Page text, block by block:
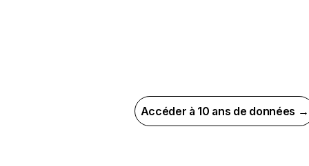
Accéder à 10 ans de données →